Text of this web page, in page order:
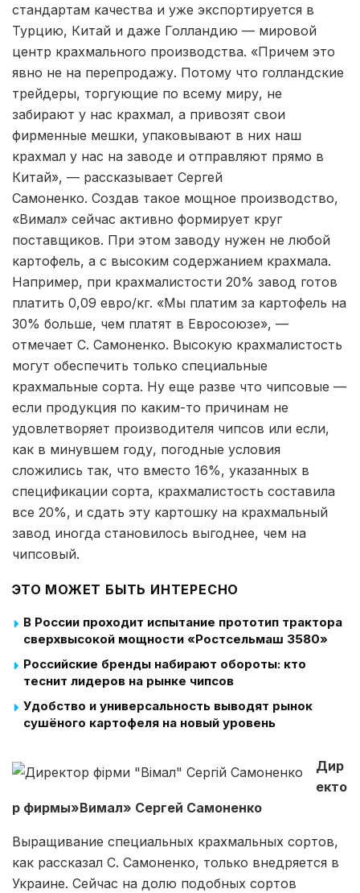
стандартам качества и уже экспортируется в
Турцию, Китай и даже Голландию — мировой
центр крахмального производства. «Причем это
явно не на перепродажу. Потому что голландские
трейдеры, торгующие по всему миру, не
забирают у нас крахмал, а привозят свои
фирменные мешки, упаковывают в них наш
крахмал у нас на заводе и отправляют прямо в
Китай», — рассказывает Сергей
Самоненко. Создав такое мощное производство,
«Вимал» сейчас активно формирует круг
поставщиков. При этом заводу нужен не любой
картофель, а с высоким содержанием крахмала.
Например, при крахмалистости 20% завод готов
платить 0,09 евро/кг. «Мы платим за картофель на
30% больше, чем платят в Евросоюзе», —
отмечает С. Самоненко. Высокую крахмалистость
могут обеспечить только специальные
крахмальные сорта. Ну еще разве что чипсовые —
если продукция по каким-то причинам не
удовлетворяет производителя чипсов или если,
как в минувшем году, погодные условия
сложились так, что вместо 16%, указанных в
спецификации сорта, крахмалистость составила
все 20%, и сдать эту картошку на крахмальный
завод иногда становилось выгоднее, чем на
чипсовый.
ЭТО МОЖЕТ БЫТЬ ИНТЕРЕСНО
В России проходит испытание прототип трактора
сверхвысокой мощности «Ростсельмаш 3580»
Российские бренды набирают обороты: кто
теснит лидеров на рынке чипсов
Удобство и универсальность выводят рынок
сушёного картофеля на новый уровень
Дир
екто
р фирмы»Вимал» Сергей Самоненко
Выращивание специальных крахмальных сортов,
как рассказал С. Самоненко, только внедряется в
Украине. Сейчас на долю подобных сортов